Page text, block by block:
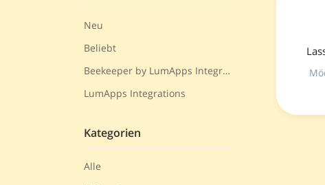
Neu
Beliebt
Beekeeper by LumApps Integrations
LumApps Integrations
Kategorien
Alle